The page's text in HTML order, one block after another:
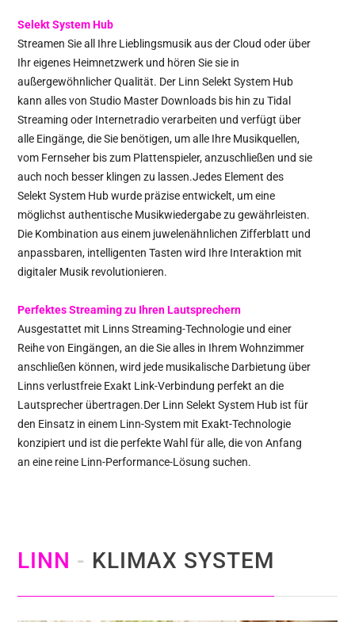
Selekt System Hub
Streamen Sie all Ihre Lieblingsmusik aus der Cloud oder über
Ihr eigenes Heimnetzwerk und hören Sie sie in
außergewöhnlicher Qualität. Der Linn Selekt System Hub
kann alles von Studio Master Downloads bis hin zu Tidal
Streaming oder Internetradio verarbeiten und verfügt über
alle Eingänge, die Sie benötigen, um alle Ihre Musikquellen,
vom Fernseher bis zum Plattenspieler, anzuschließen und sie
auch noch besser klingen zu lassen.Jedes Element des
Selekt System Hub wurde präzise entwickelt, um eine
möglichst authentische Musikwiedergabe zu gewährleisten.
Die Kombination aus einem juwelenähnlichen Zifferblatt und
anpassbaren, intelligenten Tasten wird Ihre Interaktion mit
digitaler Musik revolutionieren.
Perfektes Streaming zu Ihren Lautsprechern
Ausgestattet mit Linns Streaming-Technologie und einer
Reihe von Eingängen, an die Sie alles in Ihrem Wohnzimmer
anschließen können, wird jede musikalische Darbietung über
Linns verlustfreie Exakt Link-Verbindung perfekt an die
Lautsprecher übertragen.Der Linn Selekt System Hub ist für
den Einsatz in einem Linn-System mit Exakt-Technologie
konzipiert und ist die perfekte Wahl für alle, die von Anfang
an eine reine Linn-Performance-Lösung suchen.
LINN - KLIMAX SYSTEM